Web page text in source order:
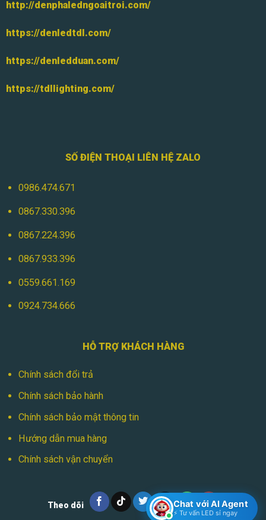
http://denphaledngoaitroi.com/
https://denledtdl.com/
https://denledduan.com/
https://tdllighting.com/
SỐ ĐIỆN THOẠI LIÊN HỆ ZALO
0986.474.671
0867.330.396
0867.224.396
0867.933.396
0559.661.169
0924.734.666
HỖ TRỢ KHÁCH HÀNG
Chính sách đổi trả
Chính sách bảo hành
Chính sách bảo mật thông tin
Hướng dẫn mua hàng
Chính sách vận chuyển
Theo dõi Chat với AI Agent
⚡ Tư vấn LED sỉ ngay